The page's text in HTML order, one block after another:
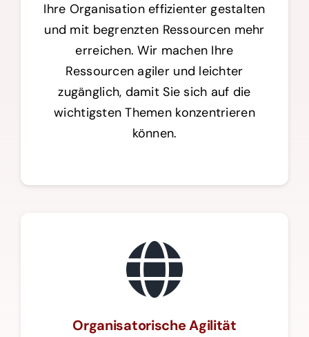
Ihre Organisation effizienter gestalten
und mit begrenzten Ressourcen mehr
erreichen. Wir machen Ihre
Ressourcen agiler und leichter
zugänglich, damit Sie sich auf die
wichtigsten Themen konzentrieren
können.
Organisatorische Agilität